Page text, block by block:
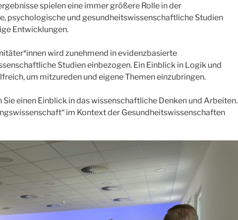
spielen eine immer größere Rolle in der
psychologische und gesundheitswissenschaftliche Studien
Entwicklungen.
wird zunehmend in evidenzbasierte
Studien einbezogen. Ein Einblick in Logik und
um mitzureden und eigene Themen einzubringen.
einen Einblick in das wissenschaftliche Denken und Arbeiten.
im Kontext der Gesundheitswissenschaften